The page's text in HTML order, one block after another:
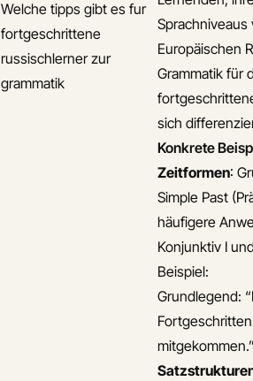
Welche tipps gibt es fur
fortgeschrittene
russischlerner zur
grammatik
Europäischen
Grammatik für
sich
Konkrete
Zeitformen:
Simple Past
häufigere
Konjunktiv I
Beispiel:
Grundlegend:
mitgekommen.”